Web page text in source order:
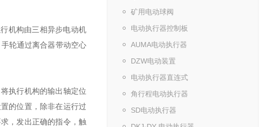
矿用电动球阀
电动执行器控制板
AUMA电动执行器
DZW电动装置
电动执行器直连式
角行程电动执行器
SD电动执行器
机构由三相异步电动机
轮通过离合器带动空心
执行机构的输出轴定位
的位置，除非在运行过
，发出正确的指令，触